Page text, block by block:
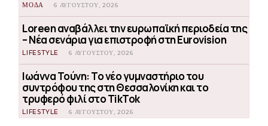
ΜΟΔΑ 6 ΑΥΓΟΎΣΤΟΥ, 2026
Loreen αναβάλλει την ευρωπαϊκή περιοδεία της
– Νέα σενάρια για επιστροφή στη Eurovision
LIFESTYLE 6 ΑΥΓΟΎΣΤΟΥ, 2026
Ιωάννα Τούνη: Το νέο γυμναστήριο του
συντρόφου της στη Θεσσαλονίκη και το
τρυφερό φιλί στο TikTok
LIFESTYLE 6 ΑΥΓΟΎΣΤΟΥ, 2026